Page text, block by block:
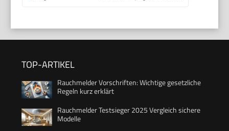
TOP-ARTIKEL
Rauchmelder Vorschriften: Wichtige gesetzliche
Regeln kurz erklärt
Rauchmelder Testsieger 2025 Vergleich sichere
Modelle